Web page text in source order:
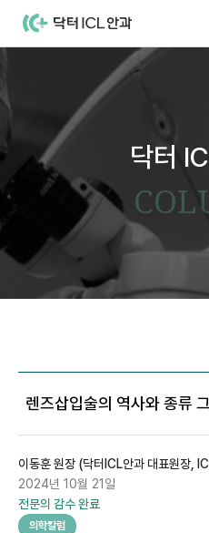
닥터ICL안과의원
-
강남안과,
렌즈삽입술,
안내렌즈삽입술
렌즈삽입술,
안내렌즈삽입술
닥터 ICL Vision
닥터 ICL 이동훈
차별화 시스템
첨단장비
마에스트로 ICL
ICL 마에스트로
마에스트로 선택
마에스트로 진단
ICL 집중탐구
ICL Evo+ICL
ICL FAQ
고도근시 ICL
고도근시 렌즈삽입술(ICL)
고도근시 망막
고도근시 백내장
특수질환 ICL
아벨리노 ICL
비바 ICL
고객센터
병원소식
닥터
렌즈삽입술의 역사와 종류
이동훈 원장 (닥터ICL안과 대표원장
2024년 10월 21일
전문의 감수 완료
의학칼럼